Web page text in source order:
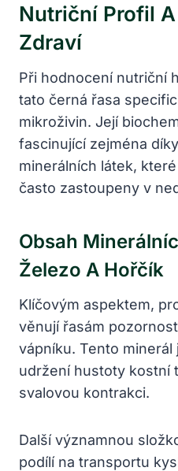
Nutriční Profil
Zdraví
Při hodnocení nutriční
tato černá řasa
mikroživin. Její
fascinující zejména
minerálních látek,
často zastoupeny v
Obsah
Železo A Hořčík
Klíčovým aspektem,
věnují řasám
vápníku. Tento
udržení hustoty kostní
svalovou kontrakci.
Další významnou
podílí na transportu